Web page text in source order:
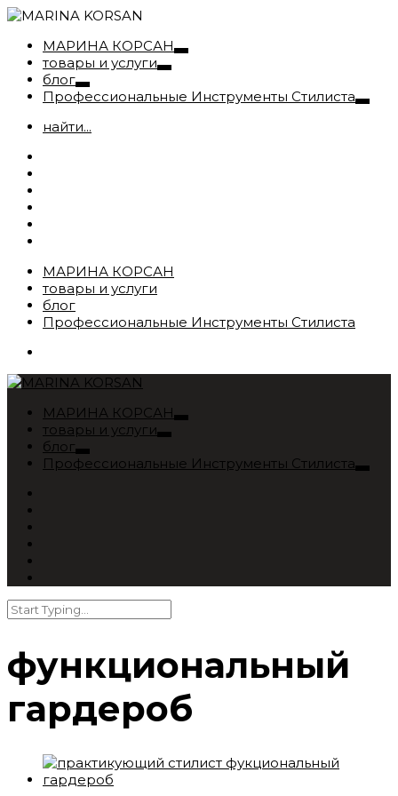
МАРИНА КОРСАН
товары и услуги
блог
Профессиональные Инструменты Стилиста
найти...
МАРИНА КОРСАН
товары и услуги
блог
Профессиональные Инструменты Стилиста
МАРИНА КОРСАН
товары и услуги
блог
Профессиональные Инструменты Стилиста
функциональный
гардероб